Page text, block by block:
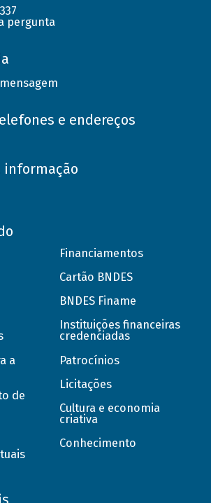
pergunta
e endereços
informação
a
de
Financiamentos
Cartão BNDES
BNDES Finame
Instituições financeiras
credenciadas
Patrocínios
Licitações
Cultura e economia
criativa
Conhecimento